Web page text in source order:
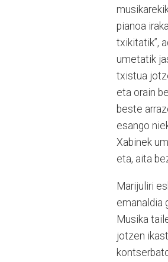
pianoa
txikitatik”,
umetatik
txistua
eta orain
beste
esango
Xabinek
eta, aita
Marijuliri
emanaldia
Musika
jotzen